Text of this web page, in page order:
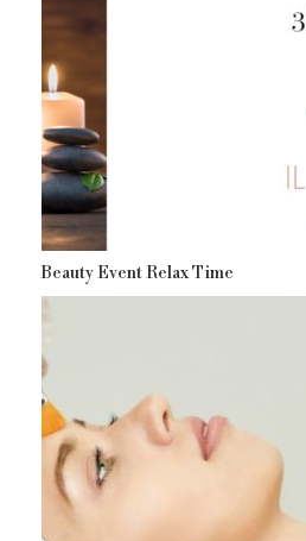
Beauty Event Relax Time